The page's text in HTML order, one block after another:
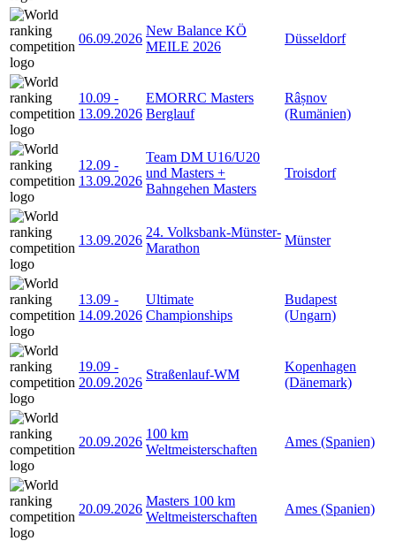
06.09.2026
New Balance KÖ
MEILE 2026
Düsseldorf
10.09 -
13.09.2026
EMORRC Masters
Berglauf
Râșnov
(Rumänien)
12.09 -
13.09.2026
Team DM U16/U20
und Masters +
Bahngehen Masters
Troisdorf
13.09.2026
24. Volksbank-Münster-
Marathon
Münster
13.09 -
14.09.2026
Ultimate
Championships
Budapest
(Ungarn)
19.09 -
20.09.2026
Straßenlauf-WM
Kopenhagen
(Dänemark)
20.09.2026
100 km
Weltmeisterschaften
Ames (Spanien)
20.09.2026
Masters 100 km
Weltmeisterschaften
Ames (Spanien)